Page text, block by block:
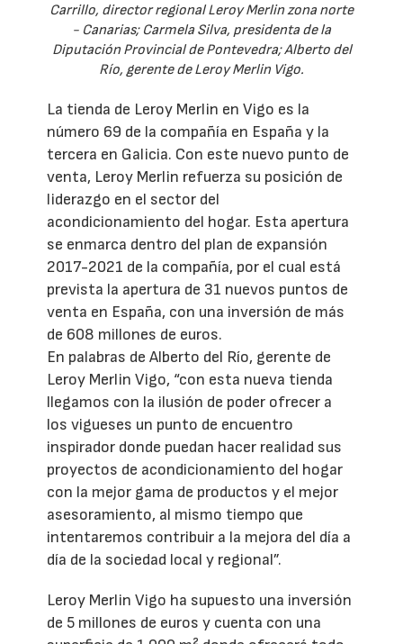
Carrillo, director regional Leroy Merlin zona norte
- Canarias; Carmela Silva, presidenta de la
Diputación Provincial de Pontevedra; Alberto del
Río, gerente de Leroy Merlin Vigo.
La tienda de Leroy Merlin en Vigo es la
número 69 de la compañía en España y la
tercera en Galicia. Con este nuevo punto de
venta, Leroy Merlin refuerza su posición de
liderazgo en el sector del
acondicionamiento del hogar. Esta apertura
se enmarca dentro del plan de expansión
2017-2021 de la compañía, por el cual está
prevista la apertura de 31 nuevos puntos de
venta en España, con una inversión de más
de 608 millones de euros.
En palabras de Alberto del Río, gerente de
Leroy Merlin Vigo, “con esta nueva tienda
llegamos con la ilusión de poder ofrecer a
los vigueses un punto de encuentro
inspirador donde puedan hacer realidad sus
proyectos de acondicionamiento del hogar
con la mejor gama de productos y el mejor
asesoramiento, al mismo tiempo que
intentaremos contribuir a la mejora del día a
día de la sociedad local y regional”.
Leroy Merlin Vigo ha supuesto una inversión
de 5 millones de euros y cuenta con una